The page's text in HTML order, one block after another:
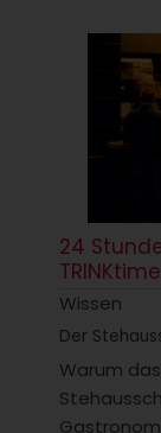
24
TRINKtime
Wissen
Der
Warum